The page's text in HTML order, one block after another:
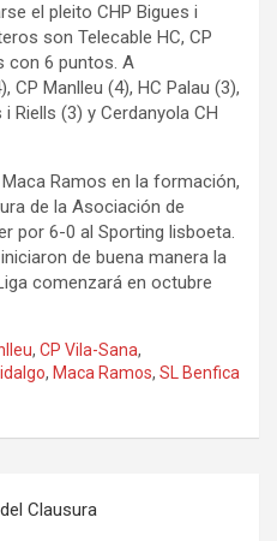
el pleito CHP Bigues i
son Telecable HC, CP
con 6 puntos. A
CP Manlleu (4), HC Palau (3),
Riells (3) y Cerdanyola CH
Maca Ramos en la formación,
de la Asociación de
por 6-0 al Sporting lisboeta.
iniciaron de buena manera la
comenzará en octubre
, CP Vila-Sana,
, Maca Ramos, SL Benfica
Clausura